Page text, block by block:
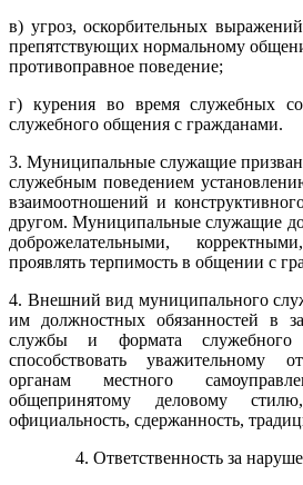
в) угроз, оскорбительных
препятствующих нормальному
противоправное поведение;
г) курения во время служебных
служебного общения с гражданами.
3. Муниципальные служащие
служебным поведением
взаимоотношений и
другом. Муниципальные служащие
доброжелательными,
проявлять терпимость в общении с
4. Внешний вид муниципального
им должностных обязанностей в
службы и формата служебного
способствовать
органам местного
общепринятому деловому
официальность, сдержанность,
4. Ответственность за